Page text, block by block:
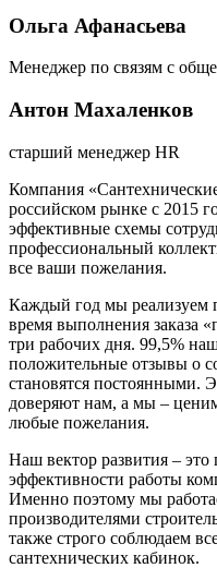
Ольга Афанасьева
Менеджер по связям с
Антон Махаленков
старший менеджер HR
Компания
российском рынке с 2015
эффективные схемы
профессиональный
все ваши пожелания.
Каждый год мы реализуем
время выполнения заказа
три рабочих дня. 99,5%
положительные отзывы о
становятся постоянными.
доверяют нам, а мы –
любые пожелания.
Наш вектор развития –
эффективности работы
Именно поэтому мы
производителями
также строго соблюдаем
сантехнических кабинок.